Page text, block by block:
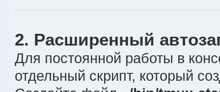
display 'Mouse: ON'
# Отключение мыши
bind M \
set -g mouse off \;\
display 'Mouse: OFF'
2. Расширенный
Для постоянной работы в
отдельный скрипт, который